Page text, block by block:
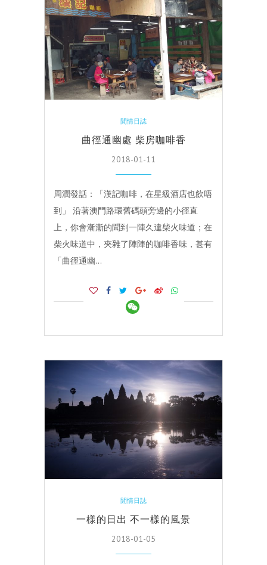
閒情日誌
曲徑通幽處 柴房咖啡香
2018-01-11
周潤發話：「漢記咖啡，在星級酒店也飲唔
到」 沿著澳門路環舊碼頭旁邊的小徑直
上，你會漸漸的聞到一陣久違柴火味道；在
柴火味道中，夾雜了陣陣的咖啡香味，甚有
「曲徑通幽…
閒情日誌
一樣的日出 不一樣的風景
2018-01-05